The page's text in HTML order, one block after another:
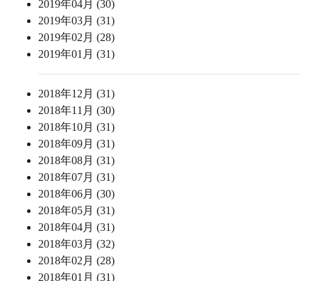
2019年04月 (30)
2019年03月 (31)
2019年02月 (28)
2019年01月 (31)
2018年12月 (31)
2018年11月 (30)
2018年10月 (31)
2018年09月 (31)
2018年08月 (31)
2018年07月 (31)
2018年06月 (30)
2018年05月 (31)
2018年04月 (31)
2018年03月 (32)
2018年02月 (28)
2018年01月 (31)